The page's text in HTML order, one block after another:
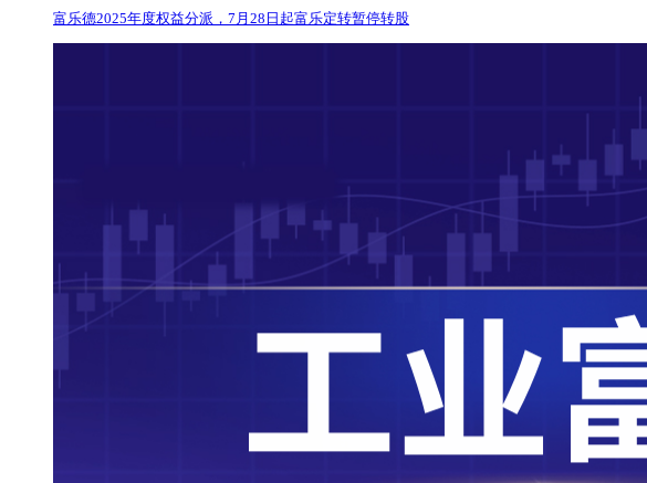
富乐德2025年度权益分派，7月28日起富乐定转暂停转股